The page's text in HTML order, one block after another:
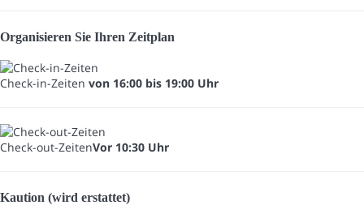
Organisieren Sie Ihren Zeitplan
Check-in-Zeiten von 16:00 bis 19:00 Uhr
Check-out-ZeitenVor 10:30 Uhr
Kaution (wird erstattet)